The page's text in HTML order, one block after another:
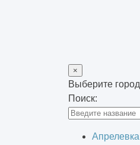
×
Выберите город
Поиск:
Апрелевка